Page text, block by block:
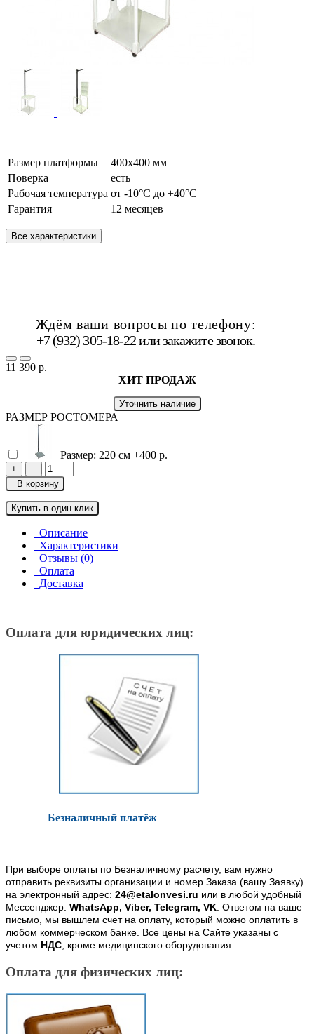
Размер платформы
400х400 мм
Поверка
есть
Рабочая температура от -10°C до +40°C
Гарантия
12 месяцев
Все характеристики
Ждём ваши вопросы по телефону:
+7 (932) 305-18-22 илизакажите звонок.
11 390 р.
ХИТ ПРОДАЖ
Уточнить наличие
РАЗМЕР РОСТОМЕРА
Размер: 220 cм +400 р.
+
−
В корзину
Купить в один клик
Описание
Характеристики
Отзывы (0)
Оплата
Доставка
Оплата для юридических лиц:
Безналичный платёж
При выборе оплаты по Безналичному расчету, вам нужно
отправить реквизиты организации и номер Заказа (вашу Заявку)
на электронный адрес: 24@etalonvesi.ru или в любой удобный
Мессенджер: WhatsApp, Viber, Telegram, VK. Ответом на ваше
письмо, мы вышлем счет на оплату, который можно оплатить в
любом коммерческом банке. Все цены на Сайте указаны с
учетом НДС, кроме медицинского оборудования.
Оплата для физических лиц: